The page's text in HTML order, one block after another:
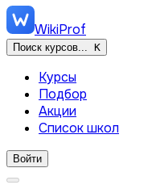
WikiProf
Поиск курсов... K
Курсы
Подбор
Акции
Список школ
Войти